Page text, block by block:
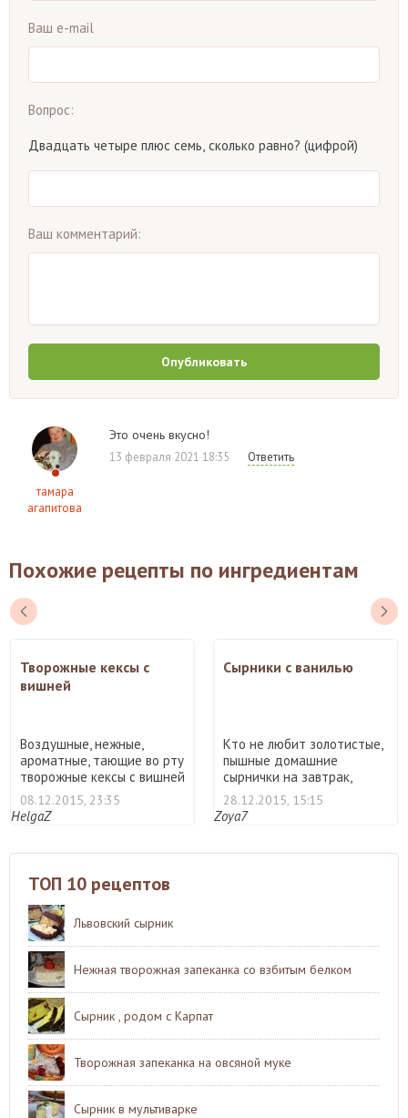
Ваш e-mail
Вопрос:
Двадцать четыре плюс семь, сколько равно? (цифрой)
Ваш комментарий:
Опубликовать
тамара
агапитова
Это очень вкусно!
13 февраля 2021 18:35 Ответить
Похожие рецепты по ингредиентам
Творожные кексы с
вишней
Воздушные, нежные,
ароматные, тающие во рту
творожные кексы с вишней
...
08.12.2015, 23:35
HelgaZ
Сырники с ванилью
Кто не любит золотистые,
пышные домашние
сырнички на завтрак,
полдни ...
28.12.2015, 15:15
Zoya7
ТОП 10 рецептов
Львовский сырник
Нежная творожная запеканка со взбитым белком
Сырник , родом с Карпат
Творожная запеканка на овсяной муке
Сырник в мультиварке